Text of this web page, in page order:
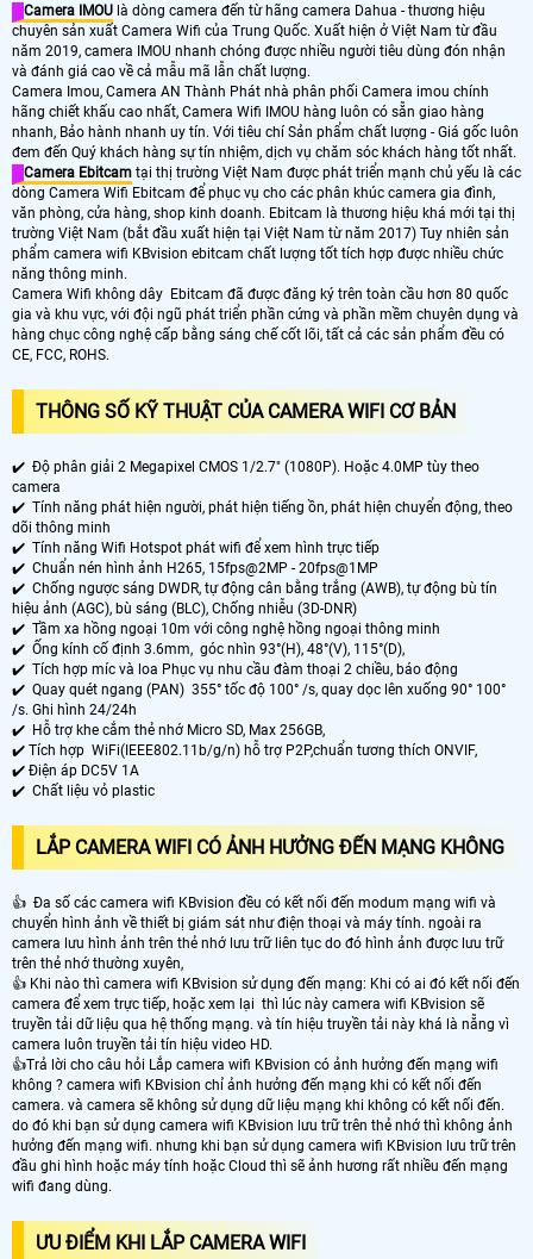
Camera IMOU là dòng camera đến từ hãng camera Dahua - thương hiệu
chuyên sản xuất Camera Wifi của Trung Quốc. Xuất hiện ở Việt Nam từ đầu
năm 2019, camera IMOU nhanh chóng được nhiều người tiêu dùng đón nhận
và đánh giá cao về cả mẫu mã lẫn chất lượng.
Camera Imou, Camera AN Thành Phát nhà phân phối Camera imou chính
hãng chiết khấu cao nhất, Camera Wifi IMOU hàng luôn có sẵn giao hàng
nhanh, Bảo hành nhanh uy tín. Với tiêu chí Sản phẩm chất lượng - Giá gốc luôn
đem đến Quý khách hàng sự tín nhiệm, dịch vụ chăm sóc khách hàng tốt nhất.
Camera Ebitcam tại thị trường Việt Nam được phát triển mạnh chủ yếu là các
dòng Camera Wifi Ebitcam để phục vụ cho các phân khúc camera gia đình,
văn phòng, cửa hàng, shop kinh doanh. Ebitcam là thương hiệu khá mới tại thị
trường Việt Nam (bắt đầu xuất hiện tại Việt Nam từ năm 2017) Tuy nhiên sản
phẩm camera wifi KBvision ebitcam chất lượng tốt tích hợp được nhiều chức
năng thông minh.
Camera Wifi không dây Ebitcam đã được đăng ký trên toàn cầu hơn 80 quốc
gia và khu vực, với đội ngũ phát triển phần cứng và phần mềm chuyên dụng và
hàng chục công nghệ cấp bằng sáng chế cốt lõi, tất cả các sản phẩm đều có
CE, FCC, ROHS.
THÔNG SỐ KỸ THUẬT CỦA CAMERA WIFI CƠ BẢN
✔️ Độ phân giải 2 Megapixel CMOS 1/2.7" (1080P). Hoặc 4.0MP tùy theo
camera
✔️ Tính năng phát hiện người, phát hiện tiếng ồn, phát hiện chuyển động, theo
dõi thông minh
✔️ Tính năng Wifi Hotspot phát wifi để xem hình trực tiếp
✔️ Chuẩn nén hình ảnh H265, 15fps@2MP - 20fps@1MP
✔️ Chống ngược sáng DWDR, tự động cân bằng trắng (AWB), tự động bù tín
hiệu ảnh (AGC), bù sáng (BLC), Chống nhiễu (3D-DNR)
✔️ Tầm xa hồng ngoại 10m với công nghệ hồng ngoại thông minh
✔️ Ống kính cố định 3.6mm, góc nhìn 93°(H), 48°(V), 115°(D),
✔️ Tích hợp míc và loa Phục vụ nhu cầu đàm thoại 2 chiều, báo động
✔️ Quay quét ngang (PAN) 355° tốc độ 100° /s, quay dọc lên xuống 90° 100°
/s. Ghi hình 24/24h
✔️ Hỗ trợ khe cắm thẻ nhớ Micro SD, Max 256GB,
✔️ Tích hợp WiFi(IEEE802.11b/g/n) hỗ trợ P2P,chuẩn tương thích ONVIF,
✔️ Điện áp DC5V 1A
✔️ Chất liệu vỏ plastic
LẮP CAMERA WIFI CÓ ẢNH HƯỞNG ĐẾN MẠNG KHÔNG
👍 Đa số các camera wifi KBvision đều có kết nối đến modum mạng wifi và
chuyển hình ảnh về thiết bị giám sát như điện thoại và máy tính. ngoài ra
camera lưu hình ảnh trên thẻ nhớ lưu trữ liên tục do đó hình ảnh được lưu trữ
trên thẻ nhớ thường xuyên,
👍 Khi nào thì camera wifi KBvision sử dụng đến mạng: Khi có ai đó kết nối đến
camera để xem trực tiếp, hoặc xem lại thì lúc này camera wifi KBvision sẽ
truyền tải dữ liệu qua hệ thống mạng. và tín hiệu truyền tải này khá là nẵng vì
camera luôn truyền tải tín hiệu video HD.
👍Trả lời cho câu hỏi Lắp camera wifi KBvision có ảnh hưởng đến mạng wifi
không ? camera wifi KBvision chỉ ảnh hưởng đến mạng khi có kết nối đến
camera. và camera sẽ không sử dụng dữ liệu mạng khi không có kết nối đến.
do đó khi bạn sử dụng camera wifi KBvision lưu trữ trên thẻ nhớ thì không ảnh
hưởng đến mạng wifi. nhưng khi bạn sử dụng camera wifi KBvision lưu trữ trên
đầu ghi hình hoặc máy tính hoặc Cloud thì sẽ ảnh hương rất nhiều đến mạng
wifi đang dùng.
ƯU ĐIỂM KHI LẮP CAMERA WIFI